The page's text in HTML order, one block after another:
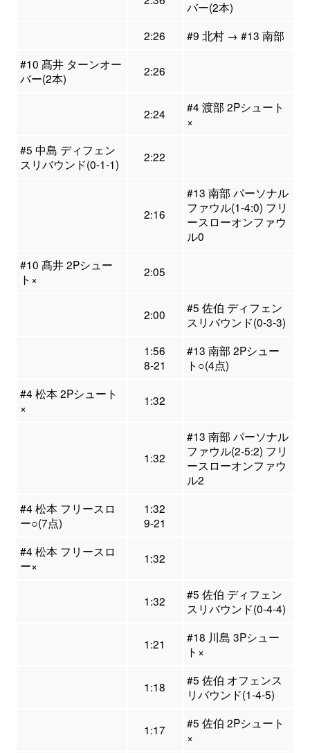
バー(2本)
2:26
#9 北村 → #13 南部
#10 髙井 ターンオー
バー(2本)
2:26
2:24
#4 渡部 2Pシュート
×
#5 中島 ディフェン
スリバウンド(0-1-1)
2:22
2:16
#13 南部 パーソナル
ファウル(1-4:0) フリ
ースローオンファウ
ル0
#10 髙井 2Pシュー
ト×
2:05
2:00
#5 佐伯 ディフェン
スリバウンド(0-3-3)
1:56
8-21
#13 南部 2Pシュー
ト○(4点)
#4 松本 2Pシュート
×
1:32
1:32
#13 南部 パーソナル
ファウル(2-5:2) フリ
ースローオンファウ
ル2
#4 松本 フリースロ
ー○(7点)
1:32
9-21
#4 松本 フリースロ
ー×
1:32
1:32
#5 佐伯 ディフェン
スリバウンド(0-4-4)
1:21
#18 川島 3Pシュー
ト×
1:18
#5 佐伯 オフェンス
リバウンド(1-4-5)
1:17
#5 佐伯 2Pシュート
×